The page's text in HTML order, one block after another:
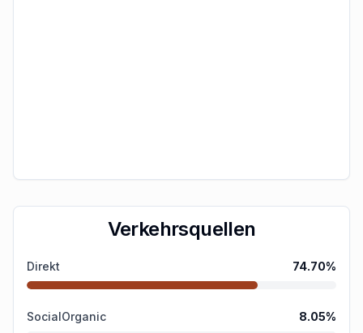
Verkehrsquellen
Direkt 74.70%
SocialOrganic 8.05%